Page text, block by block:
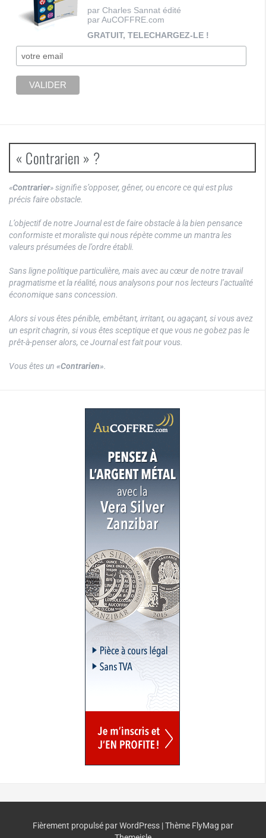
par Charles Sannat édité
par AuCOFFRE.com
GRATUIT, TELECHARGEZ-LE !
« Contrarien » ?
«Contrarier» signifie s’opposer, gêner, ou encore ce qui est plus
précis faire obstacle.
L’objectif de notre Journal est de faire obstacle à la bien pensance
conformiste et moraliste qui nous répète comme un mantra les
valeurs présumées de l’ordre établi.
Sans ligne politique particulière, mais avec au cœur de notre travail
pragmatisme et la réalité, nous analysons pour nos lecteurs l’actualité
économique sans concession.
Alors si vous êtes pénible, embêtant, irritant, ou agaçant, si vous avez
un esprit chagrin, si vous êtes sceptique et que vous ne gobez pas le
prêt-à-penser alors, ce Journal est fait pour vous.
Vous êtes un «Contrarien».
Fièrement propulsé par WordPress |Thème FlyMag par